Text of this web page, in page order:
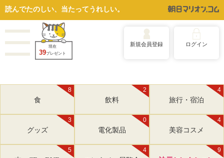
読んでたのしい、当たってうれしい。
現在
39プレゼント
新規会員登録 ログイン
8
食
2
飲料
4
旅行・宿泊
3
グッズ
0
電化製品
4
美容コスメ
5 4 9